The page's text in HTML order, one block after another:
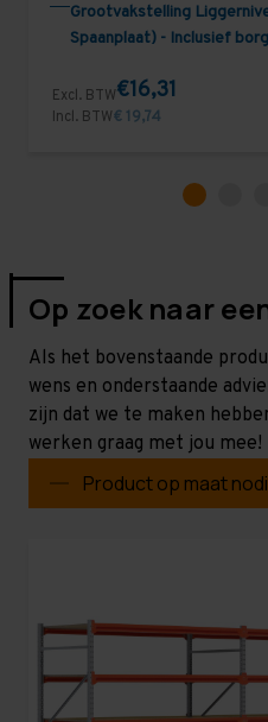
Grootvakstelling
Spaanplaat) - Inclusief
Excl. BTW€16,31
Incl. BTW€ 19,74
Op zoek naar
Als het bovenstaande
wens en onderstaande
zijn dat we te maken
werken graag met jou mee!
Product op maat